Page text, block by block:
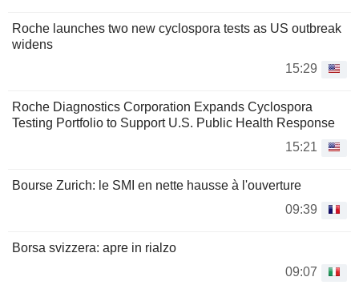
Roche launches two new cyclospora tests as US outbreak
widens
15:29
Roche Diagnostics Corporation Expands Cyclospora
Testing Portfolio to Support U.S. Public Health Response
15:21
Bourse Zurich: le SMI en nette hausse à l'ouverture
09:39
Borsa svizzera: apre in rialzo
09:07